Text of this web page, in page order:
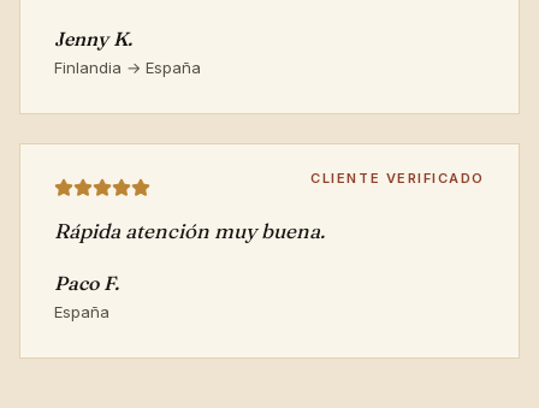
Jenny K.
Finlandia → España
CLIENTE VERIFICADO
Rápida atención muy buena.
Paco F.
España